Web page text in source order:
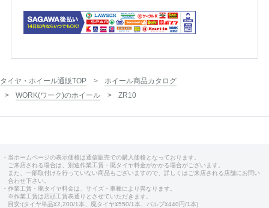
タイヤ・ホイール通販TOP
ホイール商品カタログ
WORK(ワーク)のホイール
ZR10
・当ホームページの表示価格は通信販売での購入価格となっております。
ご来店される場合は、別途作業工賃・廃タイヤ料金がかかる場合がございます。
また、一部取付けを行っていない商品もございますので、詳しくはご来店される店舗にお問い
合わせ下さい。
・作業工賃・廃タイヤ料金は、サイズ・車種により異なります。
※作業工賃は店頭工賃表通りとさせていただきます。
目安:(タイヤ単品¥2,200/1本、廃タイヤ¥550/1本、バルブ¥440円/1本)